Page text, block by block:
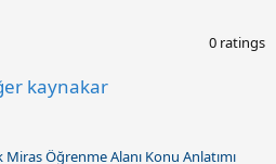
0 ratings
kaynakar
Miras Öğrenme Alanı Konu Anlatımı